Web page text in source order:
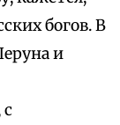
богов. В
и